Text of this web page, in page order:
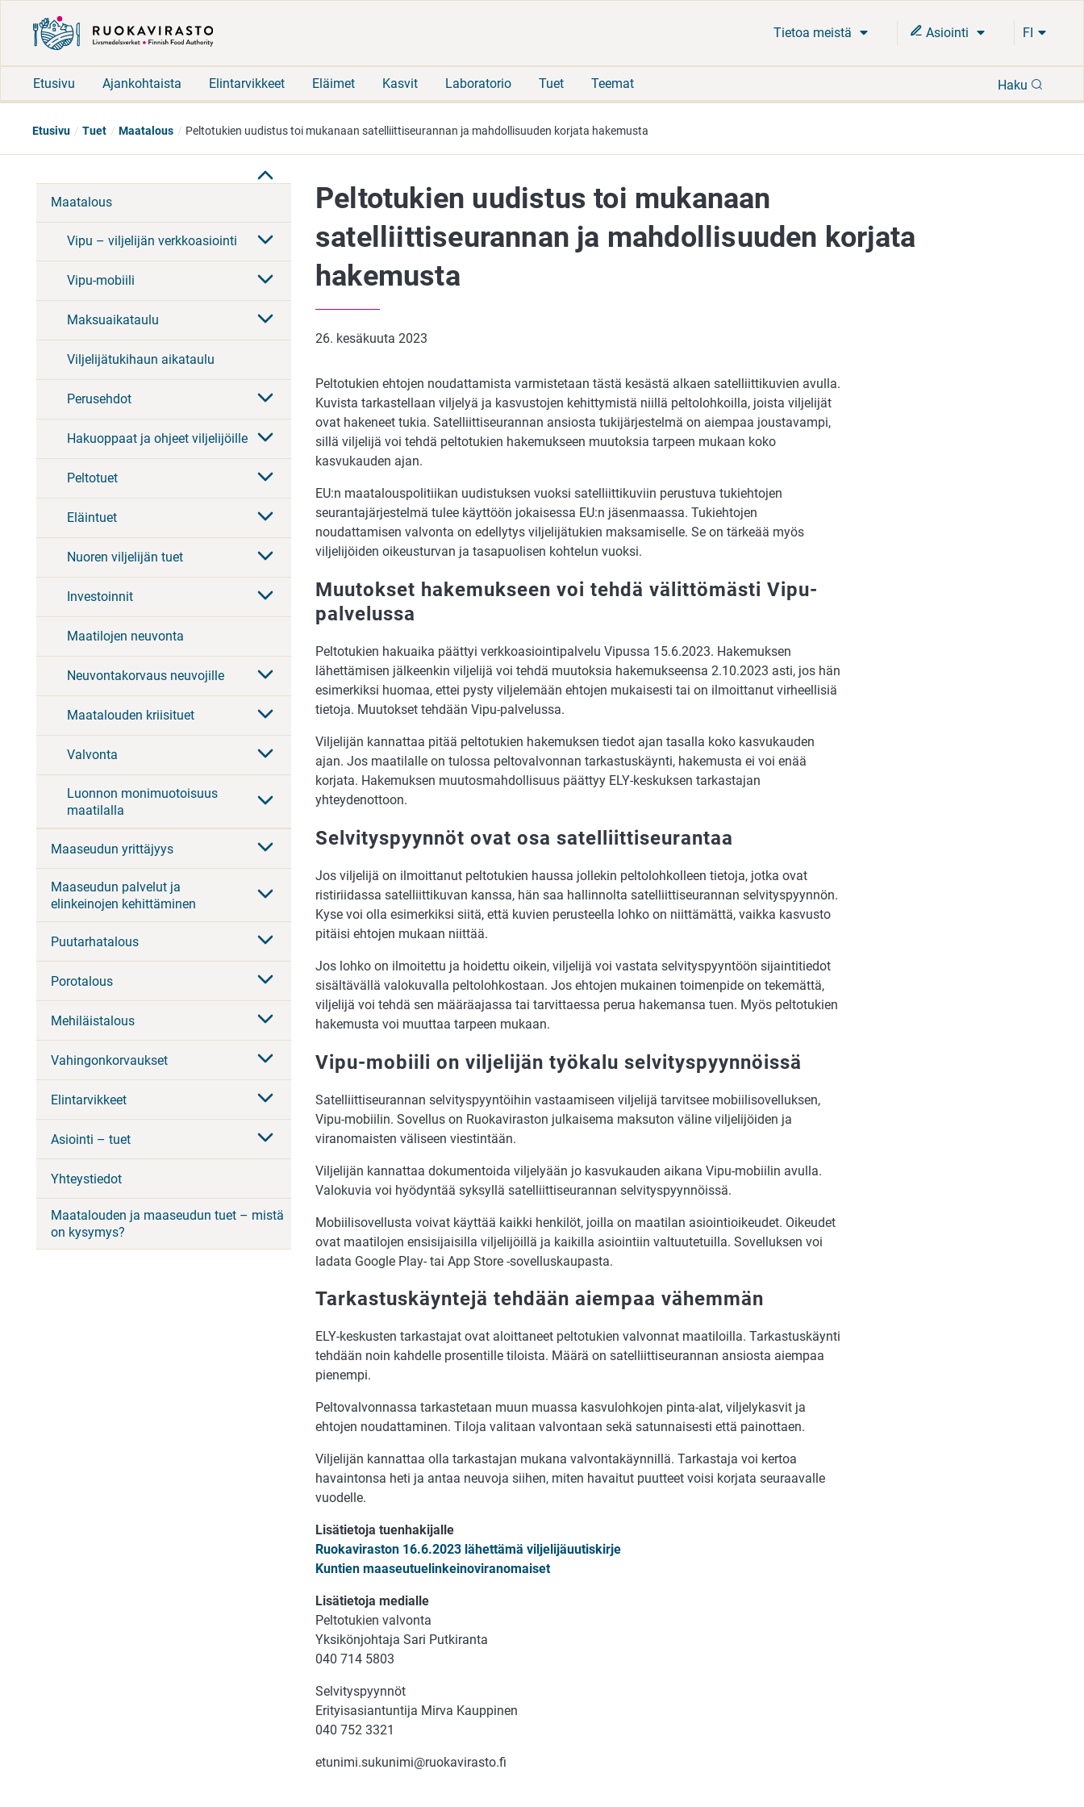
Tietoa meistä Asiointi FI
Etusivu Ajankohtaista Elintarvikkeet Eläimet Kasvit Laboratorio Tuet Teemat Haku
Etusivu Tuet Maatalous Peltotukien uudistus toi mukanaan satelliittiseurannan ja mahdollisuuden korjata hakemusta
Maatalous
Vipu – viljelijän verkkoasiointi
Vipu-mobiili
Maksuaikataulu
Viljelijätukihaun aikataulu
Perusehdot
Hakuoppaat ja ohjeet viljelijöille
Peltotuet
Eläintuet
Nuoren viljelijän tuet
Investoinnit
Maatilojen neuvonta
Neuvontakorvaus neuvojille
Maatalouden kriisituet
Valvonta
Luonnon monimuotoisuus
maatilalla
Maaseudun yrittäjyys
Maaseudun palvelut ja
elinkeinojen kehittäminen
Puutarhatalous
Porotalous
Mehiläistalous
Vahingonkorvaukset
Elintarvikkeet
Asiointi – tuet
Yhteystiedot
Maatalouden ja maaseudun tuet – mistä
on kysymys?
Peltotukien uudistus toi mukanaan
satelliittiseurannan ja mahdollisuuden korjata
hakemusta
26. kesäkuuta 2023
Peltotukien ehtojen noudattamista varmistetaan tästä kesästä alkaen satelliittikuvien avulla.
Kuvista tarkastellaan viljelyä ja kasvustojen kehittymistä niillä peltolohkoilla, joista viljelijät
ovat hakeneet tukia. Satelliittiseurannan ansiosta tukijärjestelmä on aiempaa joustavampi,
sillä viljelijä voi tehdä peltotukien hakemukseen muutoksia tarpeen mukaan koko
kasvukauden ajan.
EU:n maatalouspolitiikan uudistuksen vuoksi satelliittikuviin perustuva tukiehtojen
seurantajärjestelmä tulee käyttöön jokaisessa EU:n jäsenmaassa. Tukiehtojen
noudattamisen valvonta on edellytys viljelijätukien maksamiselle. Se on tärkeää myös
viljelijöiden oikeusturvan ja tasapuolisen kohtelun vuoksi.
Muutokset hakemukseen voi tehdä välittömästi Vipu-
palvelussa
Peltotukien hakuaika päättyi verkkoasiointipalvelu Vipussa 15.6.2023. Hakemuksen
lähettämisen jälkeenkin viljelijä voi tehdä muutoksia hakemukseensa 2.10.2023 asti, jos hän
esimerkiksi huomaa, ettei pysty viljelemään ehtojen mukaisesti tai on ilmoittanut virheellisiä
tietoja. Muutokset tehdään Vipu-palvelussa.
Viljelijän kannattaa pitää peltotukien hakemuksen tiedot ajan tasalla koko kasvukauden
ajan. Jos maatilalle on tulossa peltovalvonnan tarkastuskäynti, hakemusta ei voi enää
korjata. Hakemuksen muutosmahdollisuus päättyy ELY-keskuksen tarkastajan
yhteydenottoon.
Selvityspyynnöt ovat osa satelliittiseurantaa
Jos viljelijä on ilmoittanut peltotukien haussa jollekin peltolohkolleen tietoja, jotka ovat
ristiriidassa satelliittikuvan kanssa, hän saa hallinnolta satelliittiseurannan selvityspyynnön.
Kyse voi olla esimerkiksi siitä, että kuvien perusteella lohko on niittämättä, vaikka kasvusto
pitäisi ehtojen mukaan niittää.
Jos lohko on ilmoitettu ja hoidettu oikein, viljelijä voi vastata selvityspyyntöön sijaintitiedot
sisältävällä valokuvalla peltolohkostaan. Jos ehtojen mukainen toimenpide on tekemättä,
viljelijä voi tehdä sen määräajassa tai tarvittaessa perua hakemansa tuen. Myös peltotukien
hakemusta voi muuttaa tarpeen mukaan.
Vipu-mobiili on viljelijän työkalu selvityspyynnöissä
Satelliittiseurannan selvityspyyntöihin vastaamiseen viljelijä tarvitsee mobiilisovelluksen,
Vipu-mobiilin. Sovellus on Ruokaviraston julkaisema maksuton väline viljelijöiden ja
viranomaisten väliseen viestintään.
Viljelijän kannattaa dokumentoida viljelyään jo kasvukauden aikana Vipu-mobiilin avulla.
Valokuvia voi hyödyntää syksyllä satelliittiseurannan selvityspyynnöissä.
Mobiilisovellusta voivat käyttää kaikki henkilöt, joilla on maatilan asiointioikeudet. Oikeudet
ovat maatilojen ensisijaisilla viljelijöillä ja kaikilla asiointiin valtuutetuilla. Sovelluksen voi
ladata Google Play- tai App Store -sovelluskaupasta.
Tarkastuskäyntejä tehdään aiempaa vähemmän
ELY-keskusten tarkastajat ovat aloittaneet peltotukien valvonnat maatiloilla. Tarkastuskäynti
tehdään noin kahdelle prosentille tiloista. Määrä on satelliittiseurannan ansiosta aiempaa
pienempi.
Peltovalvonnassa tarkastetaan muun muassa kasvulohkojen pinta-alat, viljelykasvit ja
ehtojen noudattaminen. Tiloja valitaan valvontaan sekä satunnaisesti että painottaen.
Viljelijän kannattaa olla tarkastajan mukana valvontakäynnillä. Tarkastaja voi kertoa
havaintonsa heti ja antaa neuvoja siihen, miten havaitut puutteet voisi korjata seuraavalle
vuodelle.
Lisätietoja tuenhakijalle
Ruokaviraston 16.6.2023 lähettämä viljelijäuutiskirje
Kuntien maaseutuelinkeinoviranomaiset
Lisätietoja medialle
Peltotukien valvonta
Yksikönjohtaja Sari Putkiranta
040 714 5803
Selvityspyynnöt
Erityisasiantuntija Mirva Kauppinen
040 752 3321
etunimi.sukunimi@ruokavirasto.fi